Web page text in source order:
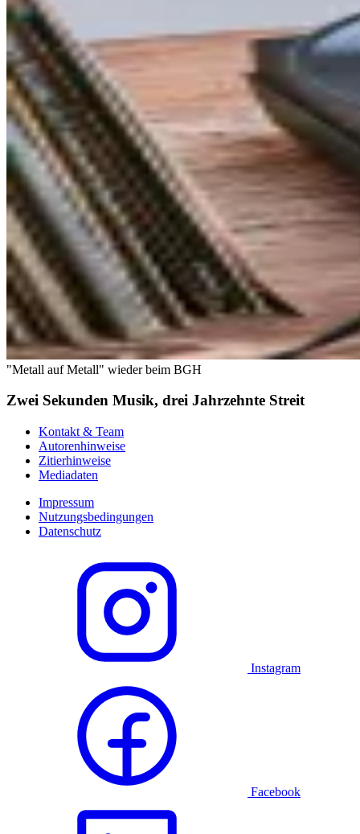
"Metall auf Metall" wieder beim BGH
Zwei Sekunden Musik, drei Jahrzehnte Streit
Kontakt & Team
Autorenhinweise
Zitierhinweise
Mediadaten
Impressum
Nutzungsbedingungen
Datenschutz
Instagram
Facebook